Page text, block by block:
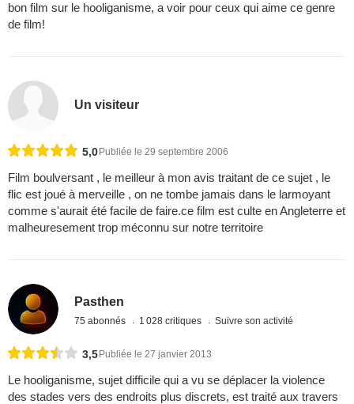
bon film sur le hooliganisme, a voir pour ceux qui aime ce genre
de film!
Un visiteur
5,0Publiée le 29 septembre 2006
Film boulversant , le meilleur à mon avis traitant de ce sujet , le
flic est joué à merveille , on ne tombe jamais dans le larmoyant
comme s'aurait été facile de faire.ce film est culte en Angleterre et
malheuresement trop méconnu sur notre territoire
Pasthen
75 abonnés 1 028 critiques Suivre son activité
3,5 Publiée le 27 janvier 2013
Le hooliganisme, sujet difficile qui a vu se déplacer la violence
des stades vers des endroits plus discrets, est traité aux travers